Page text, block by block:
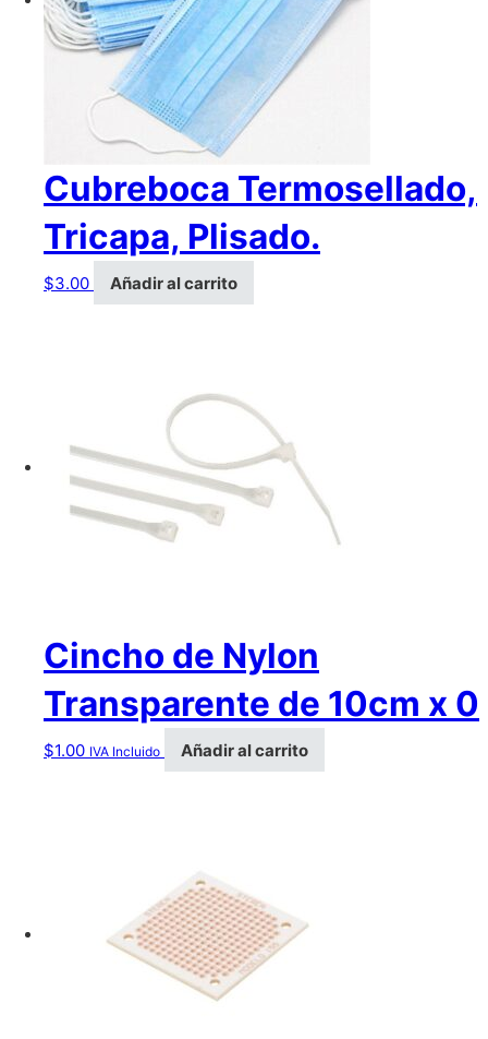
Cubreboca Termosellado,
Tricapa, Plisado.
$3.00 Añadir al carrito
Cincho de Nylon
Transparente de 10cm x 0
$1.00 IVA Incluido Añadir al carrito